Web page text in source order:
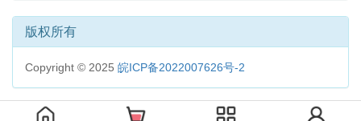
版权所有
Copyright © 2025 皖ICP备2022007626号-2